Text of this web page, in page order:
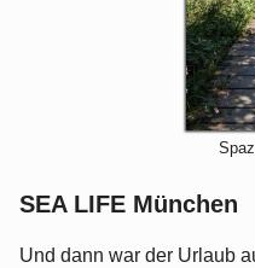
SEA LIFE München
Und dann war der Urlaub